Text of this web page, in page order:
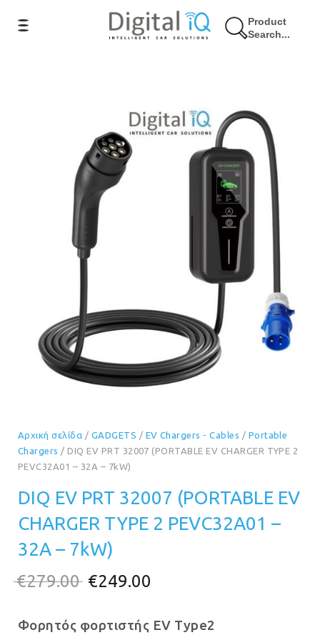
Product
Search...
11% Έκπτωση
Αρχική σελίδα / GADGETS / EV Chargers - Cables / Portable
Chargers / DIQ EV PRT 32007 (PORTABLE EV CHARGER TYPE 2
PEVC32A01 – 32A – 7kW)
DIQ EV PRT 32007 (PORTABLE EV
CHARGER TYPE 2 PEVC32A01 –
32A – 7kW)
€279.00 Original
was:
€249.00
τιμή
Φορητός φορτιστής EV Type2